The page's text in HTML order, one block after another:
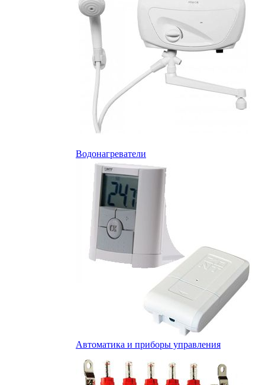
Водонагреватели
Автоматика и приборы управления